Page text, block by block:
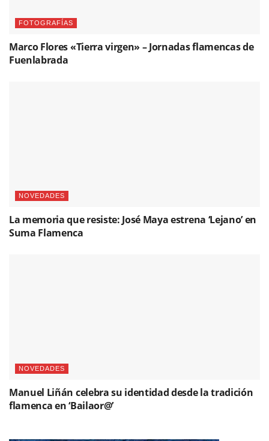
FOTOGRAFÍAS
Marco Flores «Tierra virgen» – Jornadas flamencas de
Fuenlabrada
NOVEDADES
La memoria que resiste: José Maya estrena ‘Lejano’ en
Suma Flamenca
NOVEDADES
Manuel Liñán celebra su identidad desde la tradición
flamenca en ‘Bailaor@’